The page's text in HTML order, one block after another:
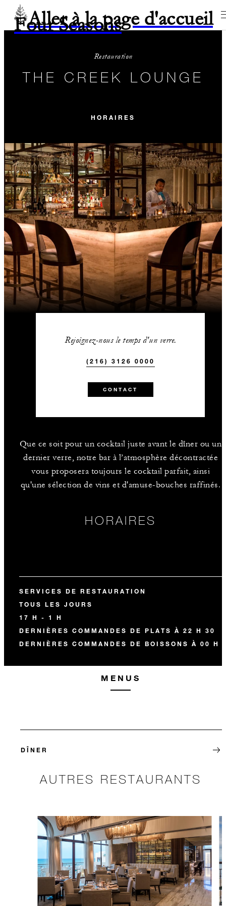
Aller à la page d'accueil
Four Seasons
Restauration
THE CREEK LOUNGE
HORAIRES
Rejoignez-nous le temps d'un verre.
(216) 3126 0000
CONTACT
Que ce soit pour un cocktail juste avant le dîner ou un
dernier verre, notre bar à l’atmosphère décontractée
vous proposera toujours le cocktail parfait, ainsi
qu'une sélection de vins et d'amuse-bouches raffinés.
HORAIRES
SERVICES DE RESTAURATION
TOUS LES JOURS
17 H - 1 H
DERNIÈRES COMMANDES DE PLATS À 22 H 30
DERNIÈRES COMMANDES DE BOISSONS À 00 H
MENUS
DÎNER
AUTRES RESTAURANTS